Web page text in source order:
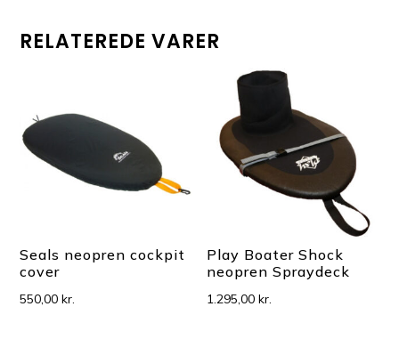
RELATEREDE VARER
Seals neopren cockpit
cover
550,00kr.
Play Boater Shock
neopren Spraydeck
1.295,00kr.